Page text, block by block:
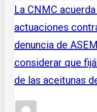
La CNMC
actuaciones
denuncia de
considerar que
de las aceitunas